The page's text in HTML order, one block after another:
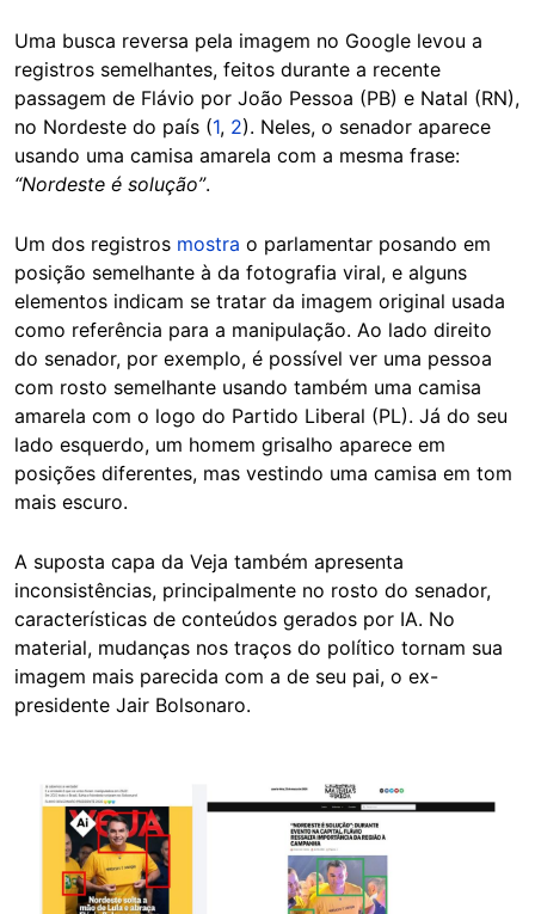
Uma busca reversa pela imagem no Google levou a
registros semelhantes, feitos durante a recente
passagem de Flávio por João Pessoa (PB) e Natal (RN),
no Nordeste do país (1, 2). Neles, o senador aparece
usando uma camisa amarela com a mesma frase:
“Nordeste é solução”.
Um dos registros mostra o parlamentar posando em
posição semelhante à da fotografia viral, e alguns
elementos indicam se tratar da imagem original usada
como referência para a manipulação. Ao lado direito
do senador, por exemplo, é possível ver uma pessoa
com rosto semelhante usando também uma camisa
amarela com o logo do Partido Liberal (PL). Já do seu
lado esquerdo, um homem grisalho aparece em
posições diferentes, mas vestindo uma camisa em tom
mais escuro.
A suposta capa da Veja também apresenta
inconsistências, principalmente no rosto do senador,
características de conteúdos gerados por IA. No
material, mudanças nos traços do político tornam sua
imagem mais parecida com a de seu pai, o ex-
presidente Jair Bolsonaro.
Image